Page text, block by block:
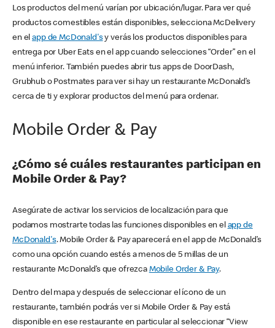
Los productos del menú varían por ubicación/lugar. Para ver qué
productos comestibles están disponibles, selecciona McDelivery
en elapp de McDonald'sy verás los productos disponibles para
entrega por Uber Eats en el app cuando selecciones “Order” en el
menú inferior. También puedes abrir tus apps de DoorDash,
Grubhub o Postmates para ver si hay un restaurante McDonald’s
cerca de ti y explorar productos del menú para ordenar.
Mobile Order & Pay
¿Cómo sé cuáles restaurantes participan en
Mobile Order & Pay?
Asegúrate de activar los servicios de localización para que
podamos mostrarte todas las funciones disponibles en el app de
McDonald's. Mobile Order & Pay aparecerá en el app de McDonald’s
como una opción cuando estés a menos de 5 millas de un
restaurante McDonald’s que ofrezca Mobile Order & Pay.
Dentro del mapa y después de seleccionar el ícono de un
restaurante, también podrás ver si Mobile Order & Pay está
disponible en ese restaurante en particular al seleccionar “View